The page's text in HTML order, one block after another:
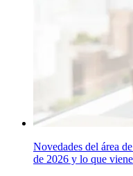
Novedades del área
de 2026 y lo que viene